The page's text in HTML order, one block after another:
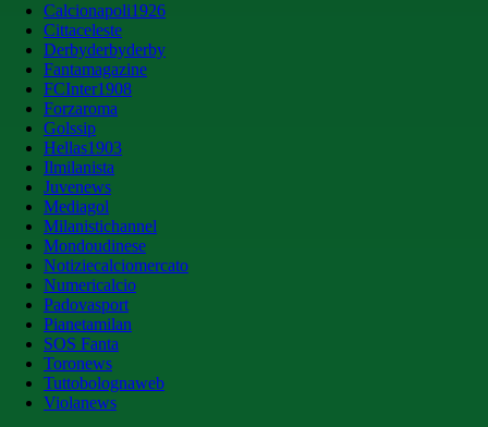
Calcionapoli1926
Cittaceleste
Derbyderbyderby
Fantamagazine
FCInter1908
Forzaroma
Golssip
Hellas1903
Ilmilanista
Juvenews
Mediagol
Milanistichannel
Mondoudinese
Notiziecalciomercato
Numericalcio
Padovasport
Pianetamilan
SOS Fanta
Toronews
Tuttobolognaweb
Violanews